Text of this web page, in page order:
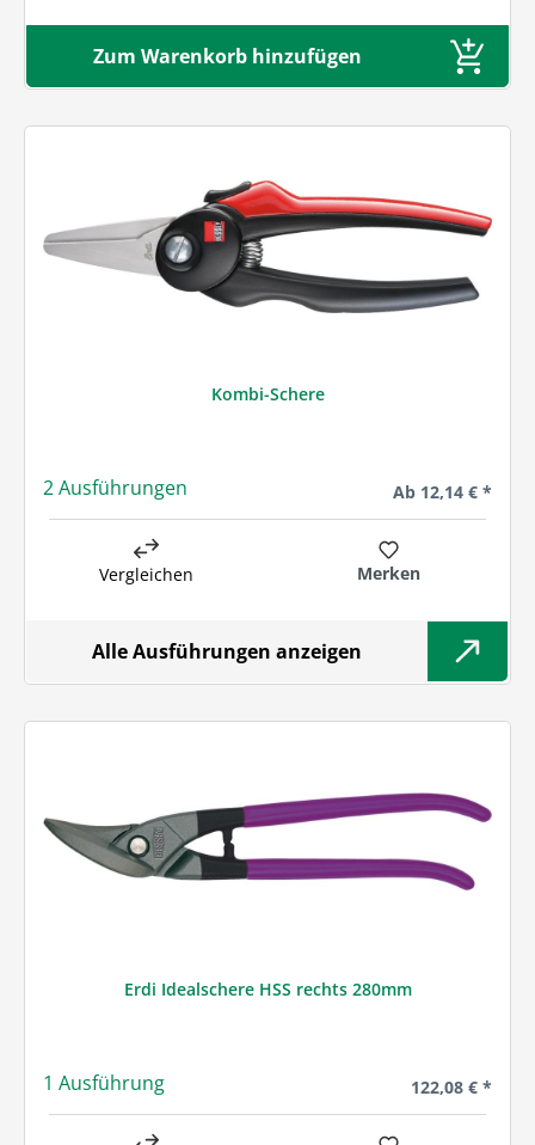
Zum Warenkorb hinzufügen
Kombi-Schere
2 Ausführungen Regulärer Preis:
Ab 12,14 € *
Vergleichen Merken
Alle Ausführungen anzeigen
Erdi Idealschere HSS rechts 280mm
1 Ausführung Regulärer
122,08 € *